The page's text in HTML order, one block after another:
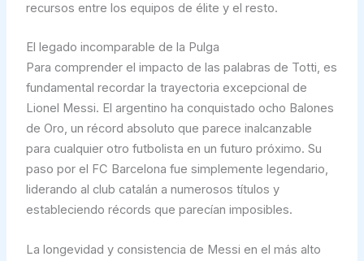
recursos entre los equipos de élite y el resto.
El legado incomparable de la Pulga
Para comprender el impacto de las palabras de Totti, es
fundamental recordar la trayectoria excepcional de
Lionel Messi. El argentino ha conquistado ocho Balones
de Oro, un récord absoluto que parece inalcanzable
para cualquier otro futbolista en un futuro próximo. Su
paso por el FC Barcelona fue simplemente legendario,
liderando al club catalán a numerosos títulos y
estableciendo récords que parecían imposibles.
La longevidad y consistencia de Messi en el más alto